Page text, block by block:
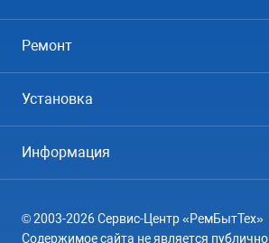
Ремонт
Посудомоечные машины
Кондиционеры
Установка
Кондиционеры
Информация
География
© 2003-2026 Сервис-Центр «РемБытТех»
Содержимое сайта не является